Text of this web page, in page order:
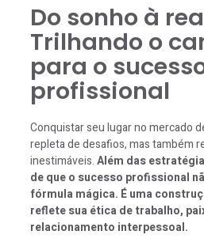
Do sonho à
Trilhando o
para o
profissional
Conquistar seu lugar no mercado
repleta de desafios, mas também
inestimáveis.Além das
de que o sucesso profissional
fórmula mágica. É uma
reflete sua ética de trabalho,
relacionamento interpessoal.